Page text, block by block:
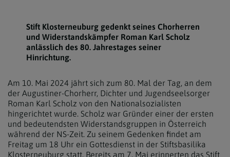
Stift Klosterneuburg gedenkt seines Chorherren
und Widerstandskämpfer Roman Karl Scholz
anlässlich des 80. Jahrestages seiner
Hinrichtung.
Am 10. Mai 2024 jährt sich zum 80. Mal der Tag, an dem
der Augustiner-Chorherr, Dichter und Jugendseelsorger
Roman Karl Scholz von den Nationalsozialisten
hingerichtet wurde. Scholz war Gründer einer der ersten
und bedeutendsten Widerstandsgruppen in Österreich
während der NS-Zeit. Zu seinem Gedenken findet am
Freitag um 18 Uhr ein Gottesdienst in der Stiftsbasilika
Klosterneuburg statt. Bereits am 7. Mai erinnerten das Stift